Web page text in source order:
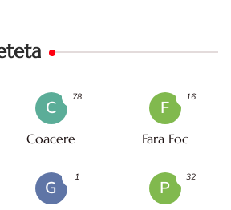
C
Coacere
78
F
Fara Foc
16
G
1
P
32